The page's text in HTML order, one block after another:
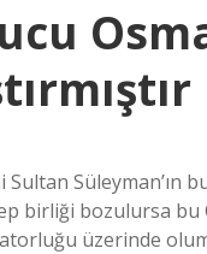
Süleyman’ın
birliği bozulursa bu
üzerinde